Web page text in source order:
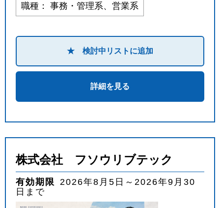
職種： 事務・管理系、営業系
★ 検討中リストに追加
詳細を見る
株式会社 フソウリブテック
有効期限
2026年8月5日～2026年9月30
日まで